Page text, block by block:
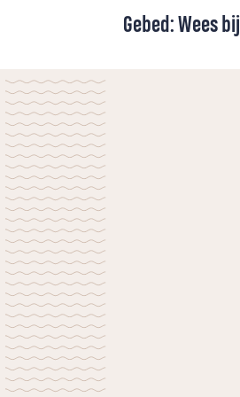
Gebed: Wees
tijd: de rust van